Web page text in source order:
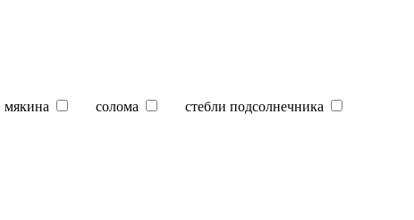
мякина солома
стебли подсолнечника